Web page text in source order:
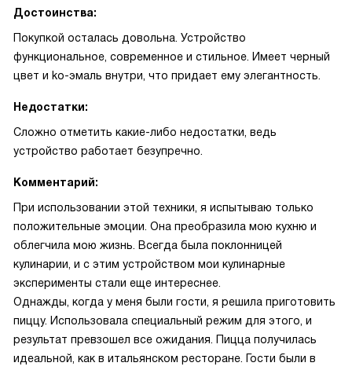
Достоинства:
Покупкой осталась довольна. Устройство
функциональное, современное и стильное. Имеет черный
цвет и ko-эмаль внутри, что придает ему элегантность.
Недостатки:
Сложно отметить какие-либо недостатки, ведь
устройство работает безупречно.
Комментарий:
При использовании этой техники, я испытываю только
положительные эмоции. Она преобразила мою кухню и
облегчила мою жизнь. Всегда была поклонницей
кулинарии, и с этим устройством мои кулинарные
эксперименты стали еще интереснее.
Однажды, когда у меня были гости, я решила приготовить
пиццу. Использовала специальный режим для этого, и
результат превзошел все ожидания. Пицца получилась
идеальной, как в итальянском ресторане. Гости были в